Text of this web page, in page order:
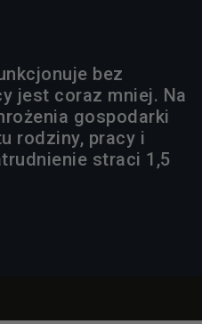
bez
jest coraz mniej. Na
gospodarki
rodziny, pracy i
straci 1,5